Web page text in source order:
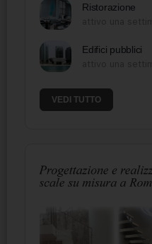
Ristorazione
Edifici pubblici
VEDI TUTTO